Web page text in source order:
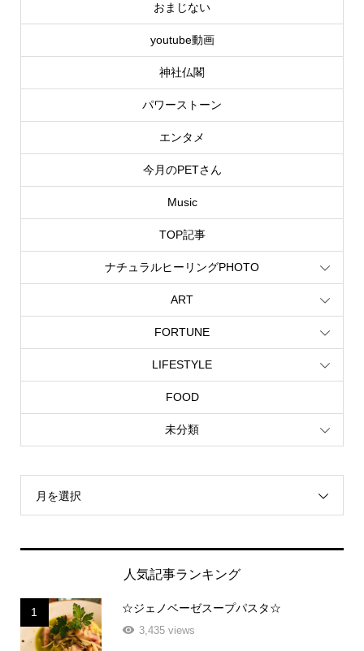
おまじない
youtube動画
神社仏閣
パワーストーン
エンタメ
今月のPETさん
Music
TOP記事
ナチュラルヒーリングPHOTO
ART
FORTUNE
LIFESTYLE
FOOD
未分類
月を選択
人気記事ランキング
1 ☆ジェノベーゼスープパスタ☆
3,435 views